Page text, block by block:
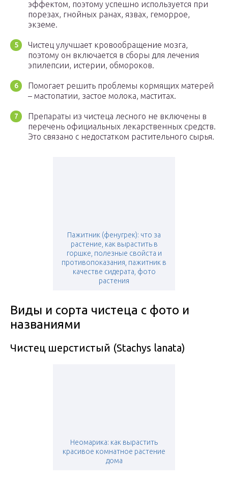
эффектом, поэтому успешно используется при
порезах, гнойных ранах, язвах, геморрое,
экземе.
Чистец улучшает кровообращение мозга,
поэтому он включается в сборы для лечения
эпилепсии, истерии, обмороков.
Помогает решить проблемы кормящих матерей
– мастопатии, застое молока, маститах.
Препараты из чистеца лесного не включены в
перечень официальных лекарственных средств.
Это связано с недостатком растительного сырья.
Пажитник (фенугрек): что за
растение, как вырастить в
горшке, полезные свойста и
противопоказания, пажитник в
качестве сидерата, фото
растения
Виды и сорта чистеца с фото и
названиями
Чистец шерстистый (Stachys lanata)
Неомарика: как вырастить
красивое комнатное растение
дома